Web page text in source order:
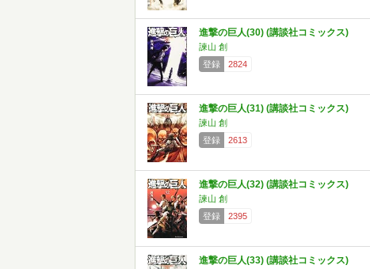
進撃の巨人(30) (講談社コミックス)
諫山 創
登録
2824
進撃の巨人(31) (講談社コミックス)
諫山 創
登録
2613
進撃の巨人(32) (講談社コミックス)
諫山 創
登録
2395
進撃の巨人(33) (講談社コミックス)